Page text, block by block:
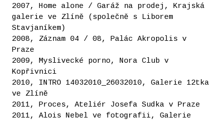
2007, Home alone / Garáž na prodej, Krajská
galerie ve Zlíně (společně s Liborem
Stavjaníkem)
2008, Záznam 04 / 08, Palác Akropolis v
Praze
2009, Myslivecké porno, Nora Club v
Kopřivnici
2010, INTRO 14032010_26032010, Galerie 12tka
ve Zlíně
2011, Proces, Ateliér Josefa Sudka v Praze
2011, Alois Nebel ve fotografii, Galerie